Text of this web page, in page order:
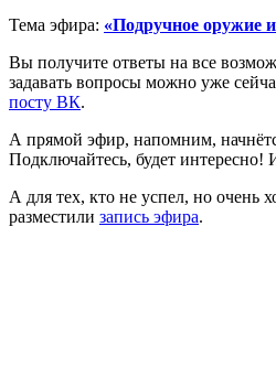
Тема эфира: «Подручное оружие
Вы получите ответы на все
задавать вопросы можно уже
посту ВК.
А прямой эфир, напомним,
Подключайтесь, будет интересно!
А для тех, кто не успел, но очень
разместили запись эфира.